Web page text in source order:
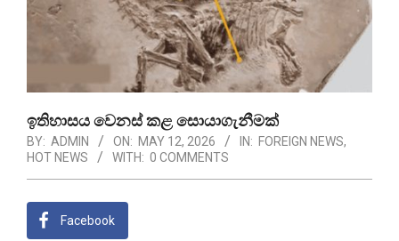
ඉතිහාසය වෙනස් කළ සොයාගැනීමක්
BY: ADMIN ON: MAY 12, 2026 IN: FOREIGN NEWS,
HOT NEWS
WITH: 0 COMMENTS
Facebook